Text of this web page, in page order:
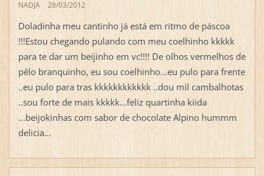
NADJA 28/03/2012
Doladinha meu cantinho já está em ritmo de páscoa
!!!Estou chegando pulando com meu coelhinho kkkkk
para te dar um beijinho em vc!!!! De olhos vermelhos de
pêlo branquinho, eu sou coelhinho...eu pulo para frente
..eu pulo para tras kkkkkkkkkkkk ..dou mil cambalhotas
..sou forte de mais kkkkk...feliz quartinha kiida
...beijokinhas com sabor de chocolate Alpino hummm
delicia...